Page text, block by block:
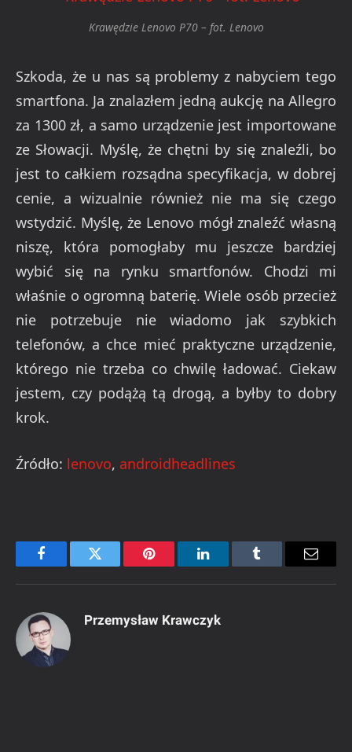
Krawędzie Lenovo P70 – fot. Lenovo
Szkoda, że u nas są problemy z nabyciem tego
smartfona. Ja znalazłem jedną aukcję na Allegro
za 1300 zł, a samo urządzenie jest importowane
ze Słowacji. Myślę, że chętni by się znaleźli, bo
jest to całkiem rozsądna specyfikacja, w dobrej
cenie, a wizualnie również nie ma się czego
wstydzić. Myślę, że Lenovo mógł znaleźć własną
niszę, która pomogłaby mu jeszcze bardziej
wybić się na rynku smartfonów. Chodzi mi
właśnie o ogromną baterię. Wiele osób przecież
nie potrzebuje nie wiadomo jak szybkich
telefonów, a chce mieć praktyczne urządzenie,
którego nie trzeba co chwilę ładować. Ciekaw
jestem, czy podążą tą drogą, a byłby to dobry
krok.
Źródło: lenovo, androidheadlines
FacebookTwitter Pinterest LinkedInTumblr Email
Przemysław Krawczyk